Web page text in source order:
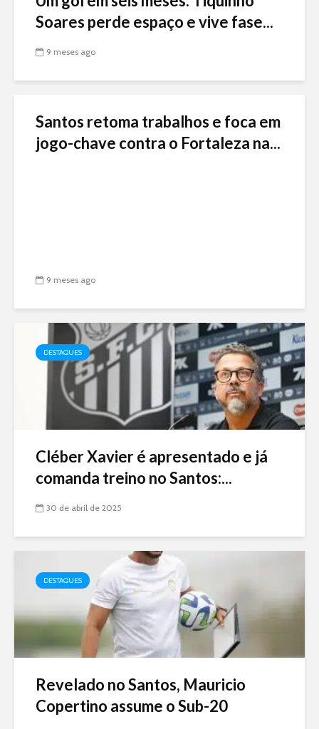
Soares perde espaço e vive fase...
9 meses ago
Santos retoma trabalhos e foca em
jogo-chave contra o Fortaleza na...
9 meses ago
DESTAQUES
Cléber Xavier é apresentado e já
comanda treino no Santos:...
30 de abril de 2025
DESTAQUES
Revelado no Santos, Mauricio
Copertino assume o Sub-20